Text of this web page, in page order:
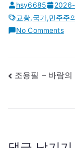
hsy6685
교황,국가,민주주
No Commentson
라
《
전
글
게
션
조용필 – 바람의